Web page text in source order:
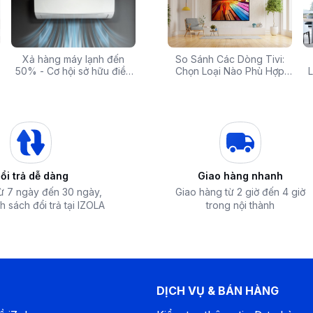
nội dung độ phân giải thấp lên gần
OLED65G5PSA mang đến khả năng
phát sáng, tivi đạt độ tương phản cao,
đảm bảo 100% độ trung thực màu sắc
từ cảnh rừng xanh mướt trong phim tài liệu
Xả hàng máy lạnh đến
50% - Cơ hội sở hữu điều
Săn Sale Khủng: Hàng
Điện Máy Cao Cấp Giảm
Tivi
Top 10 máy lọc nước nóng
lạnh tốt nhất đáng mua
So Sánh Các Dòng Tivi:
Chọn Loại Nào Phù Hợp
trả dễ dàng
7 ngày đến 30 ngày,
sách đổi trả tại IZOLA
Giao hàng nhanh
Giao hàng từ 2 giờ đến 4 giờ
trong nội thành
DỊCH VỤ & BÁN HÀNG